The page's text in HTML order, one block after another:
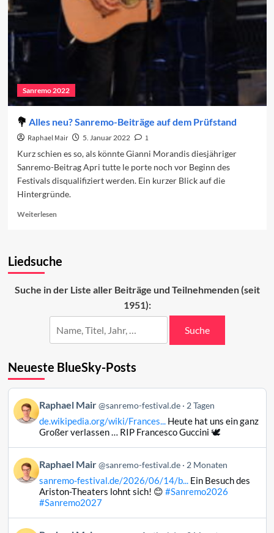
Sanremo 2022
Alles neu? Sanremo-Beiträge auf dem Prüfstand
Raphael Mair 5. Januar 2022
1
Kurz schien es so, als könnte Gianni Morandis diesjähriger
Sanremo-Beitrag Apri tutte le porte noch vor Beginn des
Festivals disqualifiziert werden. Ein kurzer Blick auf die
Hintergründe.
WeiterlesenRead
neu?
auf
Prüfstand
Liedsuche
Suche in der Liste aller Beiträge und Teilnehmenden (seit
1951):
Suche
Neueste BlueSky-Posts
Beitrag
von
Raphael
Bluesky
ansehen
Raphael Mair @sanremo-festival.de 2 Tagen
de.wikipedia.org/wiki/Frances...Heute hat uns ein ganz
Großer verlassen … RIP Francesco Guccini 🕊️
Beitrag
von
Raphael
Raphael Mair @sanremo-festival.de 2 Monaten
sanremo-festival.de/2026/06/14/b...Ein Besuch des
Ariston-Theaters lohnt sich! 😊 #Sanremo2026
#Sanremo2027